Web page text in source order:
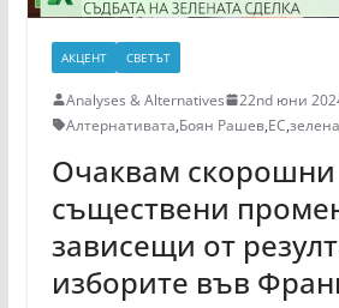
АКЦЕНТ СВЕТЪТ
Analyses & Alternatives 22nd юни
Алтернативата,Боян Рашев,ЕС,
Очаквам скорошни
съществени
зависещи от
изборите във